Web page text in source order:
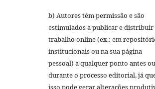
b) Autores têm permissão e são
estimulados a publicar e distribuir
trabalho online (ex.: em
institucionais ou na sua página
pessoal) a qualquer ponto antes ou
durante o processo editorial, já
isso pode gerar alterações